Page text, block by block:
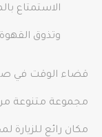
الاستمتاع
وتذوق القهوة
قضاء الوقت في
مجموعة متنوعة من
مكان رائع للزيارة